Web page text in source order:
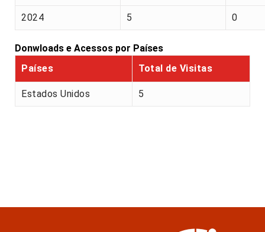
2024 5 0
Donwloads e Acessos por Países
Países
Total de Visitas
Estados Unidos 5